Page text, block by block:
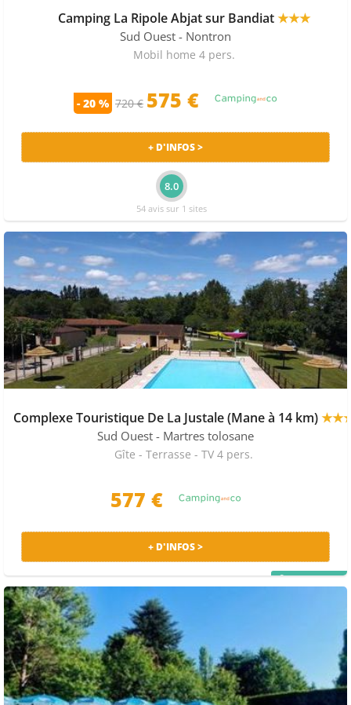
Camping La Ripole Abjat sur Bandiat★★★
Sud Ouest - Nontron
Mobil home 4 pers.
- 20 % 720 € 575 €
+ D'INFOS >
8.0
54 avis sur 1 sites
Complexe Touristique De La Justale (Mane à 14 km)
Sud Ouest - Martres tolosane
Gîte - Terrasse - TV 4 pers.
577 €
+ D'INFOS >